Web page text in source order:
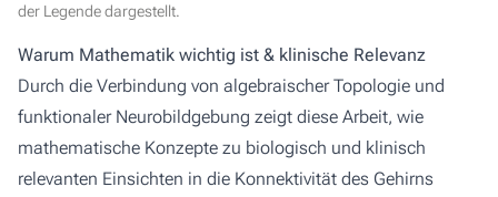
der Legende dargestellt.
Warum Mathematik wichtig ist & klinische Relevanz
Durch die Verbindung von algebraischer Topologie und
funktionaler Neurobildgebung zeigt diese Arbeit, wie
mathematische Konzepte zu biologisch und klinisch
relevanten Einsichten in die Konnektivität des Gehirns